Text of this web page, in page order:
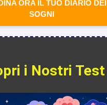
ORA IL TUO DIARIO DEI
SOGNI
i Nostri Test